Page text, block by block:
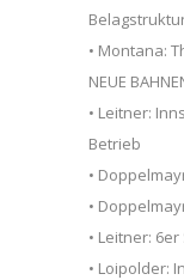
• Montana:
NEUE
• Leitner:
Betrieb
•
•
• Leitner:
• Loipolder: